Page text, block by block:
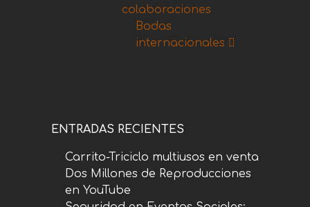
colaboraciones
Bodas
internacionales
ENTRADAS RECIENTES
Carrito-Triciclo multiusos en venta
Dos Millones de Reproducciones
en YouTube